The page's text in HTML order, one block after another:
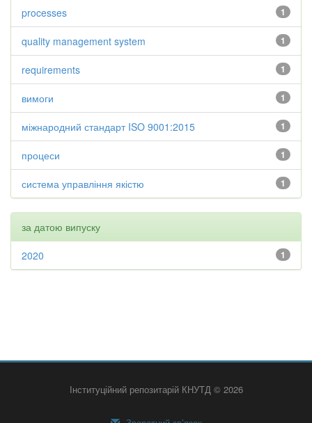
1
processes
1
quality management system
1
requirements
1
вимоги
1
міжнародний стандарт ISO 9001:2015
1
процеси
1
система управління якістю
за датою випуску
1
2020
Інституційний репозитарій КНУТД © 2026